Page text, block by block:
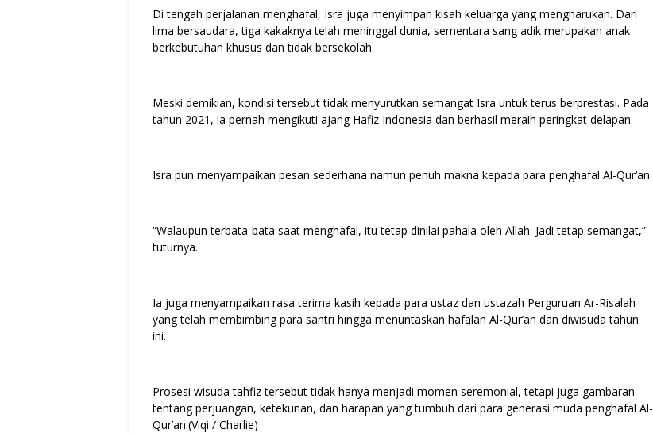
Di tengah perjalanan menghafal, Isra juga menyimpan kisah keluarga yang mengharukan. Dari
lima bersaudara, tiga kakaknya telah meninggal dunia, sementara sang adik merupakan anak
berkebutuhan khusus dan tidak bersekolah.
Meski demikian, kondisi tersebut tidak menyurutkan semangat Isra untuk terus berprestasi. Pada
tahun 2021, ia pernah mengikuti ajang Hafiz Indonesia dan berhasil meraih peringkat delapan.
Isra pun menyampaikan pesan sederhana namun penuh makna kepada para penghafal Al-Qur’an.
“Walaupun terbata-bata saat menghafal, itu tetap dinilai pahala oleh Allah. Jadi tetap semangat,”
tuturnya.
Ia juga menyampaikan rasa terima kasih kepada para ustaz dan ustazah Perguruan Ar-Risalah
yang telah membimbing para santri hingga menuntaskan hafalan Al-Qur’an dan diwisuda tahun
ini.
Prosesi wisuda tahfiz tersebut tidak hanya menjadi momen seremonial, tetapi juga gambaran
tentang perjuangan, ketekunan, dan harapan yang tumbuh dari para generasi muda penghafal Al-
Qur’an.(Viqi / Charlie)